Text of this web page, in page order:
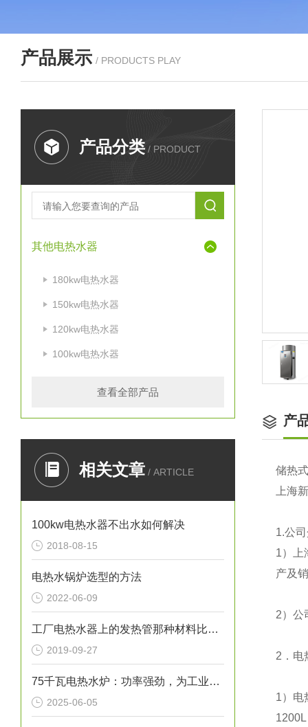
产品展示 / PRODUCTS PLAY
产品分类 / PRODUCT
其他电热水器
180kw电热水器
150kw电热水器
120kw电热水器
100kw电热水器
查看全部产品
相关文章 / ARTICLE
100kw电热水器不出水如何解决
2018-08-15
电热水锅炉选型的方法
2022-06-09
工厂电热水器上的发热管那种材料比较好
2019-09-27
75千瓦电热水炉：功率强劲，为工业生产提供稳定热水源！
2025-06-05
产
储热
上海
1.公
1）上
产及
2）公
2 ．
1）电
1200L